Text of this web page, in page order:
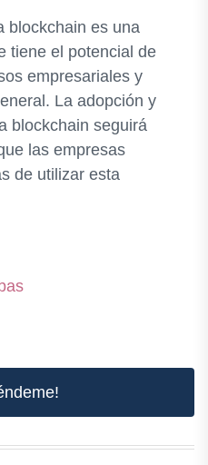
blockchain es una
tiene el potencial de
empresariales y
La adopción y
blockchain seguirá
las empresas
de utilizar esta